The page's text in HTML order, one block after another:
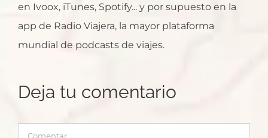
en Ivoox, iTunes, Spotify... y por supuesto en la
app de Radio Viajera, la mayor plataforma
mundial de podcasts de viajes.
Deja tu comentario
Comentar